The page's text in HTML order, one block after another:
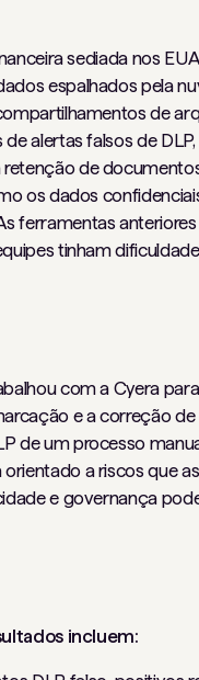
sediada nos
espalhados pela
de
alertas falsos de DLP,
de
os dados
ferramentas
tinham
com a Cyera
e a correção de
de um processo
a riscos que
e governança
incluem: